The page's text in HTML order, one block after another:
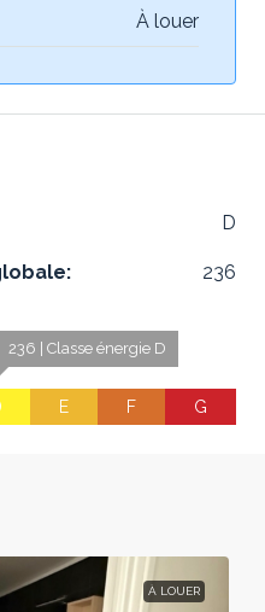
À louer
D
236
236 | Classe énergie D
E F G
À LOUER